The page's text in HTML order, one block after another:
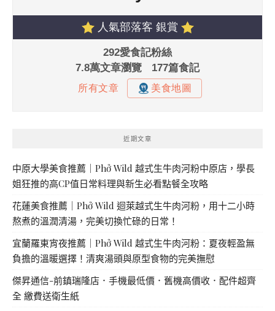
近期文章
中原大學美食推薦｜Phở Wild 越式生牛肉河粉中原店，學長
姐狂推的高CP值日常料理與新生必看點餐全攻略
花蓮美食推薦｜Phở Wild 迴萊越式生牛肉河粉，用十二小時
熬煮的溫潤清湯，完美切換忙碌的日常！
宜蘭羅東宵夜推薦｜Phở Wild 越式生牛肉河粉：夏夜輕盈無
負擔的溫暖選擇！清爽湯頭與原型食物的完美撫慰
傑昇通信-前鎮瑞隆店．手機最低價．舊機高價收．配件超齊
全 繳費送衛生紙